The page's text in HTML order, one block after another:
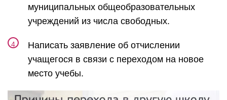
муниципальных общеобразовательных
учреждений из числа свободных.
Написать заявление об отчислении
учащегося в связи с переходом на новое
место учебы.